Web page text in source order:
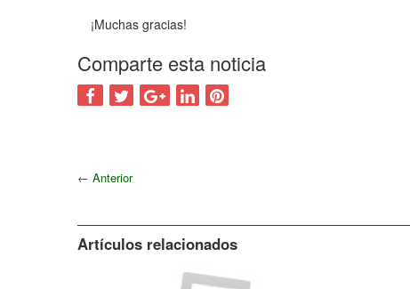
¡Muchas gracias!
Comparte esta noticia
← Anterior
Artículos relacionados